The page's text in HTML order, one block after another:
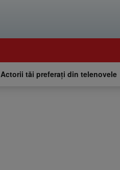
Actorii tăi preferați din telenovele